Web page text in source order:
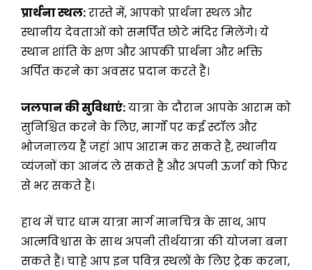
प्रार्थना स्थल:रास्ते में, आपको प्रार्थना स्थल और
स्थानीय देवताओं को समर्पित छोटे मंदिर मिलेंगे। ये
स्थान शांति के क्षण और आपकी प्रार्थना और भक्ति
अर्पित करने का अवसर प्रदान करते हैं।
जलपान की सुविधाएं:यात्रा के दौरान आपके आराम को
सुनिश्चित करने के लिए, मार्गों पर कई स्टॉल और
भोजनालय हैं जहां आप आराम कर सकते हैं, स्थानीय
व्यंजनों का आनंद ले सकते हैं और अपनी ऊर्जा को फिर
से भर सकते हैं।
हाथ में चार धाम यात्रा मार्ग मानचित्र के साथ, आप
आत्मविश्वास के साथ अपनी तीर्थयात्रा की योजना बना
सकते हैं। चाहे आप इन पवित्र स्थलों के लिए ट्रेक करना,